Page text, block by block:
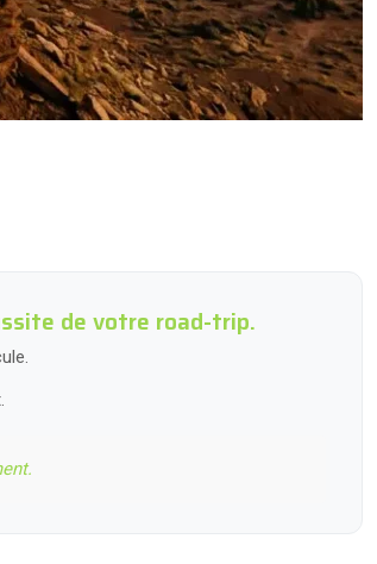
de votre road-trip.